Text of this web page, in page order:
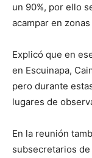
un 90%, por ello
acampar en
Explicó que en
en Escuinapa,
pero durante
lugares de
En la reunión
subsecretarios